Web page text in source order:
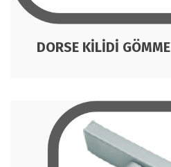
DORSE KİLİDİ GÖMME